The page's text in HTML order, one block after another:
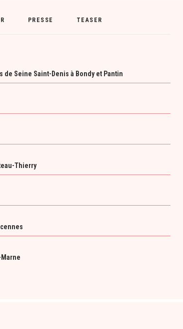
PRESSE TEASER
Seine Saint-Denis à Bondy et Pantin
Thierry